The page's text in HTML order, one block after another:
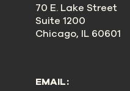
70 E. Lake Street
Suite 1200
Chicago, IL 60601
EMAIL: